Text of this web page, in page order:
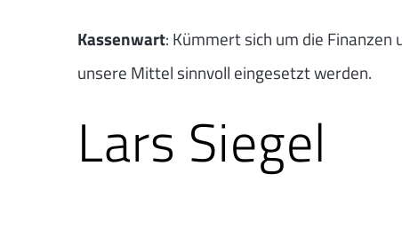
Kassenwart: Kümmert sich um die Finanzen
unsere Mittel sinnvoll eingesetzt werden.
Lars Siegel